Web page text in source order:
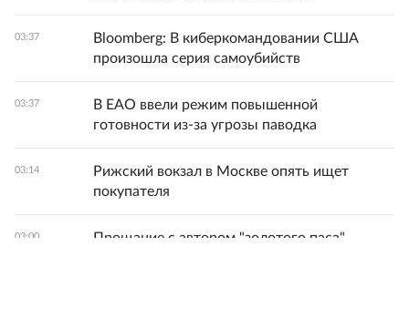
03:37
Bloomberg: В киберкомандовании США
произошла серия самоубийств
03:37
В ЕАО ввели режим повышенной
готовности из-за угрозы паводка
03:14
Рижский вокзал в Москве опять ищет
покупателя
03:00
Прощание с автором "золотого паса"